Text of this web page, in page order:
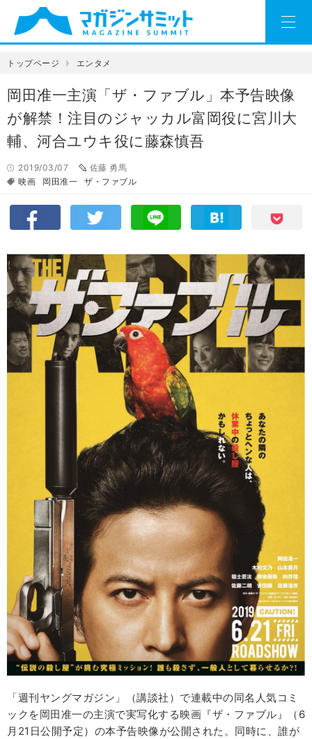
トップページ エンタメ
岡田准一主演「ザ・ファブル」本予告映像
が解禁！注目のジャッカル富岡役に宮川大
輔、河合ユウキ役に藤森慎吾
2019/03/07
佐藤 勇馬
映画
岡田准一 ザ・ファブル
「週刊ヤングマガジン」（講談社）で連載中の同名人気コミ
ックを岡田准一の主演で実写化する映画『ザ・ファブル』（6
月21日公開予定）の本予告映像が公開された。同時に、誰が